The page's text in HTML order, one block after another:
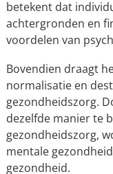
betekent dat
achtergronden en
voordelen van
Bovendien draagt
normalisatie en
gezondheidszorg.
dezelfde manier te
gezondheidszorg,
mentale
gezondheid.